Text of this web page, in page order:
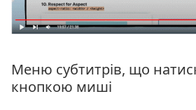
Меню субтитрів, що
кнопкою миші